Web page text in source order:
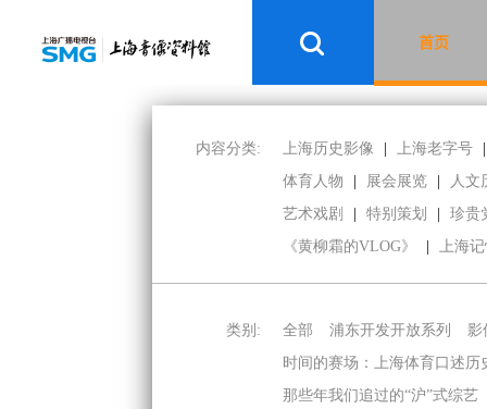
首页
内容分类: 上海历史影像 上海老字号
体育人物
展会展览
人文
艺术戏剧
特别策划
珍贵
《黄柳霜的VLOG》
上海
类别: 全部 浦东开发开放系列
影
时间的赛场：上海体育口述历
那些年我们追过的“沪”式综艺